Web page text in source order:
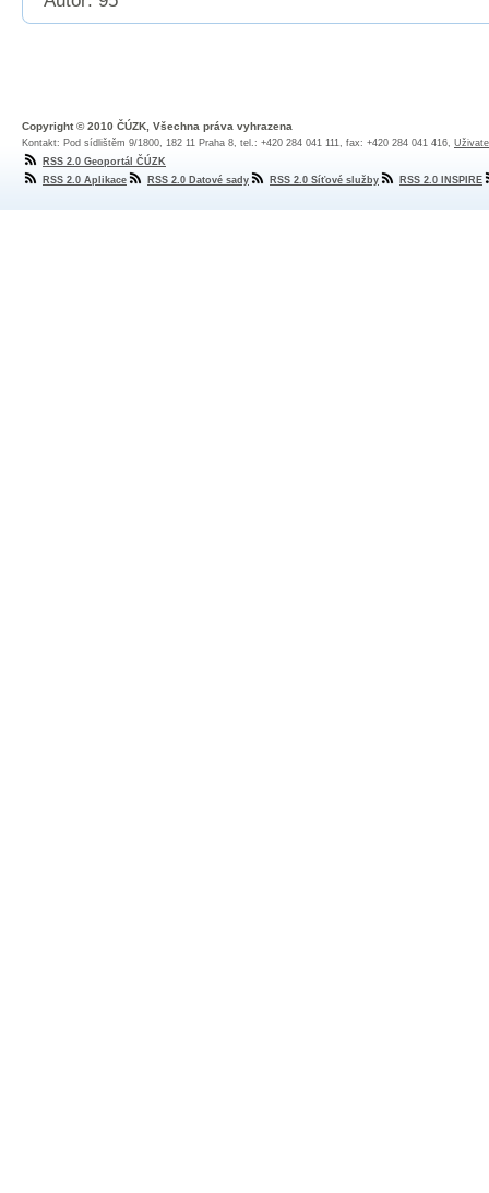
Copyright © 2010 ČÚZK, Všechna práva vyhrazena
Kontakt: Pod sídlištěm 9/1800, 182 11 Praha 8, tel.: +420 284 041 111, fax: +420 284 041 416,
RSS 2.0 Geoportál ČÚZK
RSS 2.0 Aplikace
RSS 2.0 Datové sady RSS 2.0 Síťové služby RSS 2.0 INSPIRE